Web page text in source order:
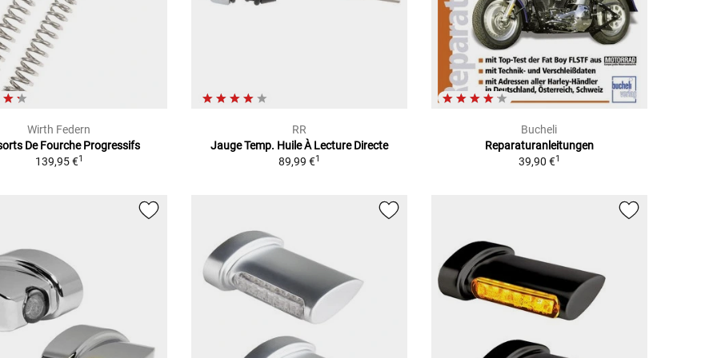
Wirth Federn
De Fourche Progressifs
139,95 €1
RR
Jauge Temp. Huile À Lecture Directe
89,99 €1
Bucheli
Reparaturanleitungen
39,90 €1